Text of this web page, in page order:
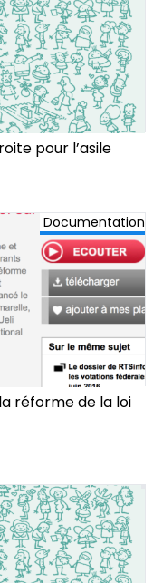
pour l’asile
Documentation
réforme de la loi